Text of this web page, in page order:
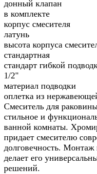
донный клапан
в комплекте
корпус смесителя
латунь
высота корпуса
стандартная
стандарт гибкой
1/2"
материал подводки
оплетка из
Смеситель для
стильное и
ванной комнаты.
придает смесителю
долговечность.
делает его
решений.